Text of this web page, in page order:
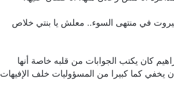
في منتهى السوء.. معلش يا بنتي خلاص
كان يكتب الجوابات من قلبه خاصة أنها
يخفي كما كبيرا من المسؤوليات خلف الإفيهات